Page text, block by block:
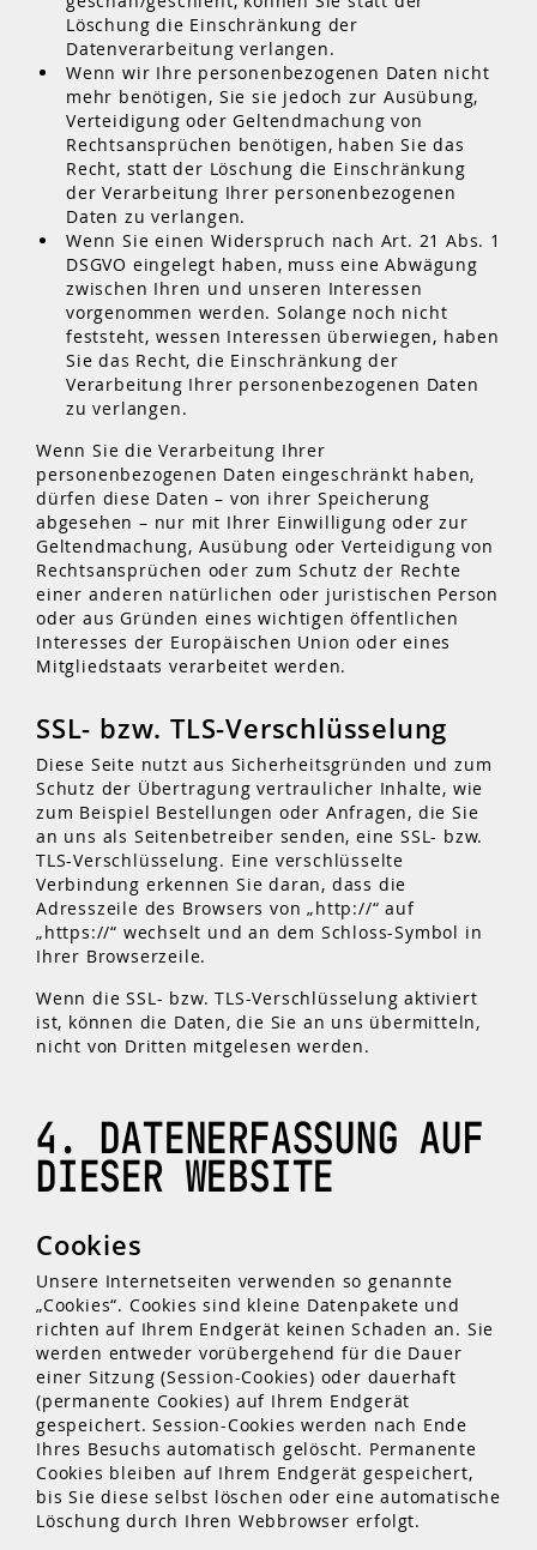
Löschung die Einschränkung der
Datenverarbeitung verlangen.
Wenn wir Ihre personenbezogenen Daten nicht
mehr benötigen, Sie sie jedoch zur Ausübung,
Verteidigung oder Geltendmachung von
Rechtsansprüchen benötigen, haben Sie das
Recht, statt der Löschung die Einschränkung
der Verarbeitung Ihrer personenbezogenen
Daten zu verlangen.
Wenn Sie einen Widerspruch nach Art. 21 Abs. 1
DSGVO eingelegt haben, muss eine Abwägung
zwischen Ihren und unseren Interessen
vorgenommen werden. Solange noch nicht
feststeht, wessen Interessen überwiegen, haben
Sie das Recht, die Einschränkung der
Verarbeitung Ihrer personenbezogenen Daten
zu verlangen.
Wenn Sie die Verarbeitung Ihrer
personenbezogenen Daten eingeschränkt haben,
dürfen diese Daten – von ihrer Speicherung
abgesehen – nur mit Ihrer Einwilligung oder zur
Geltendmachung, Ausübung oder Verteidigung von
Rechtsansprüchen oder zum Schutz der Rechte
einer anderen natürlichen oder juristischen Person
oder aus Gründen eines wichtigen öffentlichen
Interesses der Europäischen Union oder eines
Mitgliedstaats verarbeitet werden.
SSL- bzw. TLS-Verschlüsselung
Diese Seite nutzt aus Sicherheitsgründen und zum
Schutz der Übertragung vertraulicher Inhalte, wie
zum Beispiel Bestellungen oder Anfragen, die Sie
an uns als Seitenbetreiber senden, eine SSL- bzw.
TLS-Verschlüsselung. Eine verschlüsselte
Verbindung erkennen Sie daran, dass die
Adresszeile des Browsers von „http://“ auf
„https://“ wechselt und an dem Schloss-Symbol in
Ihrer Browserzeile.
Wenn die SSL- bzw. TLS-Verschlüsselung aktiviert
ist, können die Daten, die Sie an uns übermitteln,
nicht von Dritten mitgelesen werden.
4. DATENERFASSUNG AUF
DIESER WEBSITE
Cookies
Unsere Internetseiten verwenden so genannte
„Cookies“. Cookies sind kleine Datenpakete und
richten auf Ihrem Endgerät keinen Schaden an. Sie
werden entweder vorübergehend für die Dauer
einer Sitzung (Session-Cookies) oder dauerhaft
(permanente Cookies) auf Ihrem Endgerät
gespeichert. Session-Cookies werden nach Ende
Ihres Besuchs automatisch gelöscht. Permanente
Cookies bleiben auf Ihrem Endgerät gespeichert,
bis Sie diese selbst löschen oder eine automatische
Löschung durch Ihren Webbrowser erfolgt.